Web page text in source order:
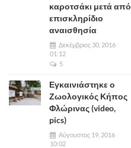
καροτσάκι μετά από
επισκληρίδιο
αναισθησία
Δεκέμβριος 30, 2016
01:12
5
Εγκαινιάστηκε ο
Ζωολογικός Κήπος
Φλώρινας (video,
pics)
Αύγουστος 19, 2016
10:02